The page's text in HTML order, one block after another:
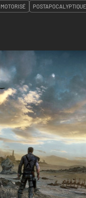
POSTAPOCALYPTIQUE